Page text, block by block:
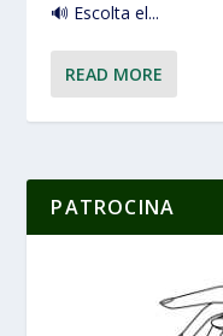
🔊 Escolta el...
READ MORE
PATROCINA